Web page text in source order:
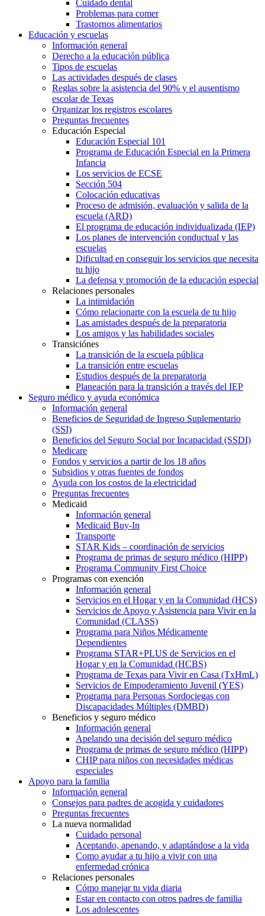
Alimentación y salud bucal
Salud bucal
Cuidado dental
Problemas para comer
Trastornos alimentarios
Educación y escuelas
Información general
Derecho a la educación pública
Tipos de escuelas
Las actividades después de clases
Reglas sobre la asistencia del 90% y el ausentismo
escolar de Texas
Organizar los registros escolares
Preguntas frecuentes
Educación Especial
Educación Especial 101
Programa de Educación Especial en la Primera
Infancia
Los servicios de ECSE
Sección 504
Colocación educativas
Proceso de admisión, evaluación y salida de la
escuela (ARD)
El programa de educación individualizada (IEP)
Los planes de intervención conductual y las
escuelas
Dificultad en conseguir los servicios que necesita
tu hijo
La defensa y promoción de la educación especial
Relaciones personales
La intimidación
Cómo relacionarte con la escuela de tu hijo
Las amistades después de la preparatoria
Los amigos y las habilidades sociales
Transiciónes
La transición de la escuela pública
La transición entre escuelas
Estudios después de la preparatoria
Planeación para la transición a través del IEP
Seguro médico y ayuda económica
Información general
Beneficios de Seguridad de Ingreso Suplementario
(SSI)
Beneficios del Seguro Social por Incapacidad (SSDI)
Medicare
Fondos y servicios a partir de los 18 años
Subsidios y otras fuentes de fondos
Ayuda con los costos de la electricidad
Preguntas frecuentes
Medicaid
Información general
Medicaid Buy-In
Transporte
STAR Kids – coordinación de servicios
Programa de primas de seguro médico (HIPP)
Programa Community First Choice
Programas con exención
Información general
Servicios en el Hogar y en la Comunidad (HCS)
Servicios de Apoyo y Asistencia para Vivir en la
Comunidad (CLASS)
Programa para Niños Médicamente
Dependientes
Programa STAR+PLUS de Servicios en el
Hogar y en la Comunidad (HCBS)
Programa de Texas para Vivir en Casa (TxHmL)
Servicios de Empoderamiento Juvenil (YES)
Programa para Personas Sordociegas con
Discapacidades Múltiples (DMBD)
Beneficios y seguro médico
Información general
Apelando una decisión del seguro médico
Programa de primas de seguro médico (HIPP)
CHIP para niños con necesidades médicas
especiales
Apoyo para la familia
Información general
Consejos para padres de acogida y cuidadores
Preguntas frecuentes
La nueva normalidad
Cuidado personal
Aceptando, apenando, y adaptándose a la vida
Como ayudar a tu hijo a vivir con una
enfermedad crónica
Relaciones personales
Cómo manejar tu vida diaria